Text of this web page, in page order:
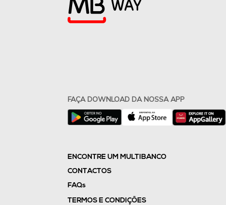
FAÇA DOWNLOAD DA NOSSA APP
ENCONTRE UM MULTIBANCO
CONTACTOS
FAQs
TERMOS E CONDIÇÕES